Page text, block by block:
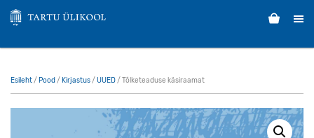
Esileht/ Pood / Kirjastus/ UUED/ Tõlketeaduse käsiraamat